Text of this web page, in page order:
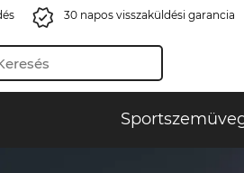
30 napos visszaküldési garancia